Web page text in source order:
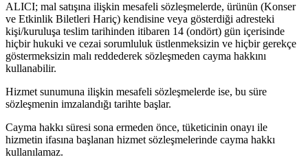
ALICI; mal satışına ilişkin mesafeli sözleşmelerde, ürünün (Konser
ve Etkinlik Biletleri Hariç) kendisine veya gösterdiği adresteki
kişi/kuruluşa teslim tarihinden itibaren 14 (ondört) gün içerisinde
hiçbir hukuki ve cezai sorumluluk üstlenmeksizin ve hiçbir gerekçe
göstermeksizin malı reddederek sözleşmeden cayma hakkını
kullanabilir.
Hizmet sunumuna ilişkin mesafeli sözleşmelerde ise, bu süre
sözleşmenin imzalandığı tarihte başlar.
Cayma hakkı süresi sona ermeden önce, tüketicinin onayı ile
hizmetin ifasına başlanan hizmet sözleşmelerinde cayma hakkı
kullanılamaz.